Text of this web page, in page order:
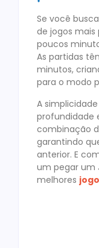
Se você
de jogos
poucos
As partidas
minutos,
para o modo
A
profundidade
combinação
garantindo
anterior. E
um pegar um
melhores